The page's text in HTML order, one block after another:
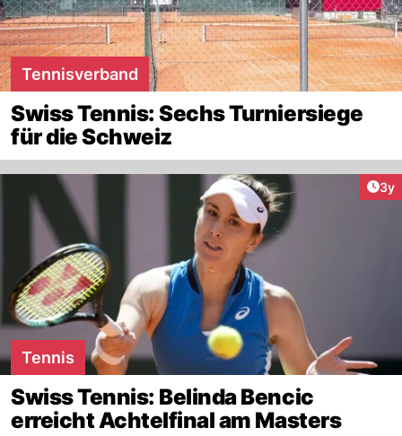
Tennisverband
Swiss Tennis: Sechs Turniersiege
für die Schweiz
3y
Tennis
Swiss Tennis: Belinda Bencic
erreicht Achtelfinal am Masters